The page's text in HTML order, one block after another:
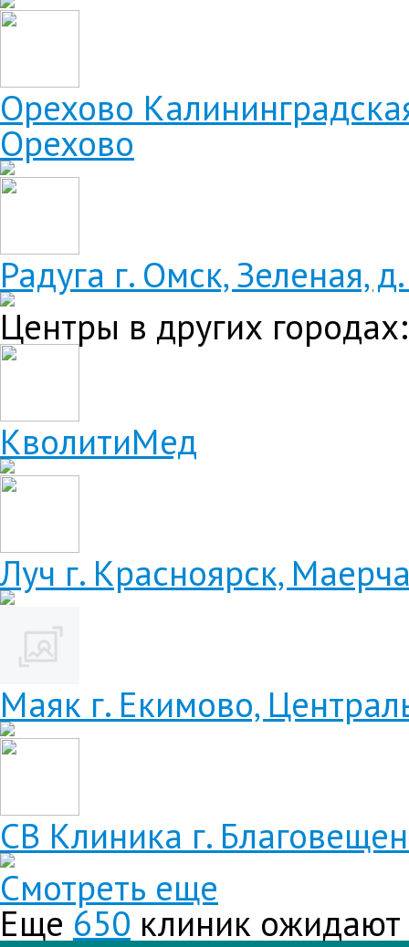
Орехово
Орехово
Радуга г. Омск, Зеленая,
Центры в других городах:
КволитиМед
Луч г. Красноярск,
Маяк г. Екимово,
СВ Клиника г.
Смотреть еще
Еще 650 клиник ожидают